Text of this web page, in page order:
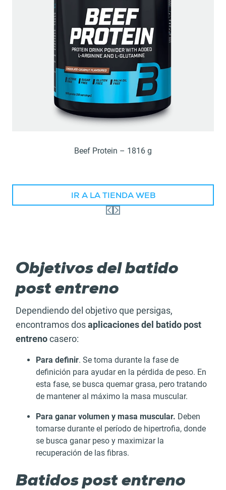
Beef Protein – 1816 g
IR A LA TIENDA WEB
Objetivos del batido
post entreno
Dependiendo del objetivo que persigas,
encontramos dosaplicaciones del batido post
entrenocasero:
Para definir. Se toma durante la fase de
definición para ayudar en la pérdida de peso. En
esta fase, se busca quemar grasa, pero tratando
de mantener al máximo la masa muscular.
Para ganar volumen y masa muscular. Deben
tomarse durante el período de hipertrofia, donde
se busca ganar peso y maximizar la
recuperación de las fibras.
Batidos post entreno